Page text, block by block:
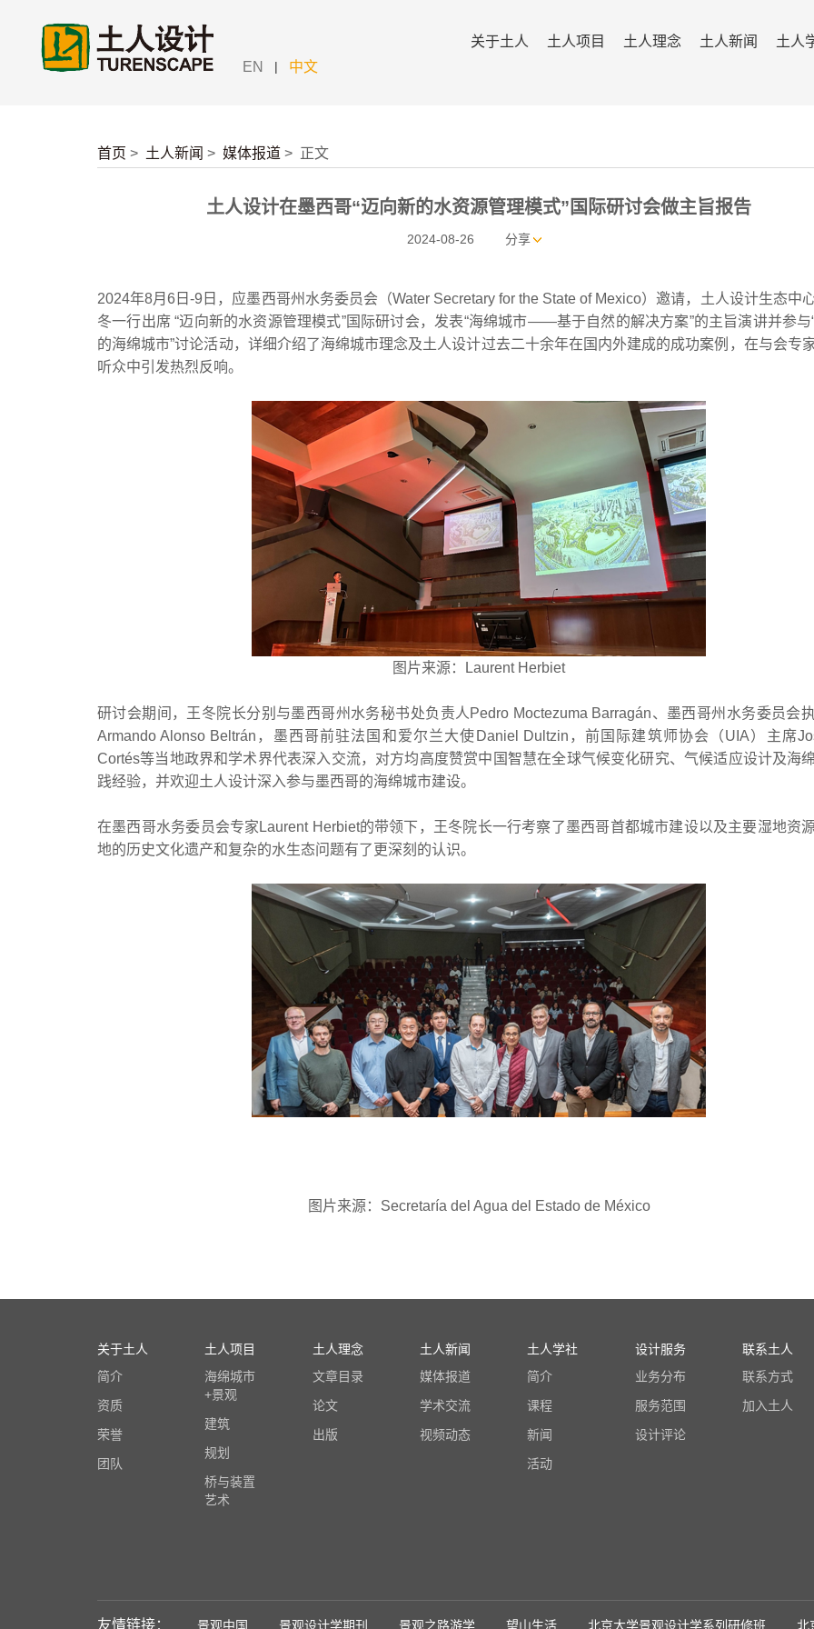
EN | 中文
关于土人 土人项目 土人理念 土人新闻 土人
首页 > 土人新闻 > 媒体报道 > 正文
土人设计在墨西哥“迈向新的水资源管理模式”国际研讨会做主旨报告
2024-08-26 分享
2024年8月6日-9日，应墨西哥州水务委员会（Water Secretary for the State of Mexico）邀请，土人设计生态中
冬一行出席 “迈向新的水资源管理模式”国际研讨会，发表“海绵城市——基于自然的解决方案”的主旨演讲并参与
的海绵城市”讨论活动，详细介绍了海绵城市理念及土人设计过去二十余年在国内外建成的成功案例，在与会专
听众中引发热烈反响。
图片来源：Laurent Herbiet
研讨会期间，王冬院长分别与墨西哥州水务秘书处负责人Pedro Moctezuma Barragán、墨西哥州水务委员会
Armando Alonso Beltrán，墨西哥前驻法国和爱尔兰大使Daniel Dultzin，前国际建筑师协会（UIA）主席
Cortés等当地政界和学术界代表深入交流，对方均高度赞赏中国智慧在全球气候变化研究、气候适应设计及海
践经验，并欢迎土人设计深入参与墨西哥的海绵城市建设。
在墨西哥水务委员会专家Laurent Herbiet的带领下，王冬院长一行考察了墨西哥首都城市建设以及主要湿地资
地的历史文化遗产和复杂的水生态问题有了更深刻的认识。
图片来源：Secretaría del Agua del Estado de México
关于土人
简介
资质
荣誉
团队
土人项目
海绵城市
+景观
建筑
规划
桥与装置
艺术
土人理念
文章目录
论文
出版
土人新闻
媒体报道
学术交流
视频动态
土人学社
简介
课程
新闻
活动
设计服务
业务分布
服务范围
设计评论
联系土人
联系方式
加入土人
友情链接： 景观中国 景观设计学期刊 景观之路游学 望山生活 北京大学景观设计学系列研修班 北